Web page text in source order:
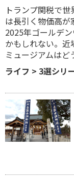
トランプ関税で
は長引く物価高
2025年ゴールデ
かもしれない。
ミュージアムはど
ライフ > 3選シリ